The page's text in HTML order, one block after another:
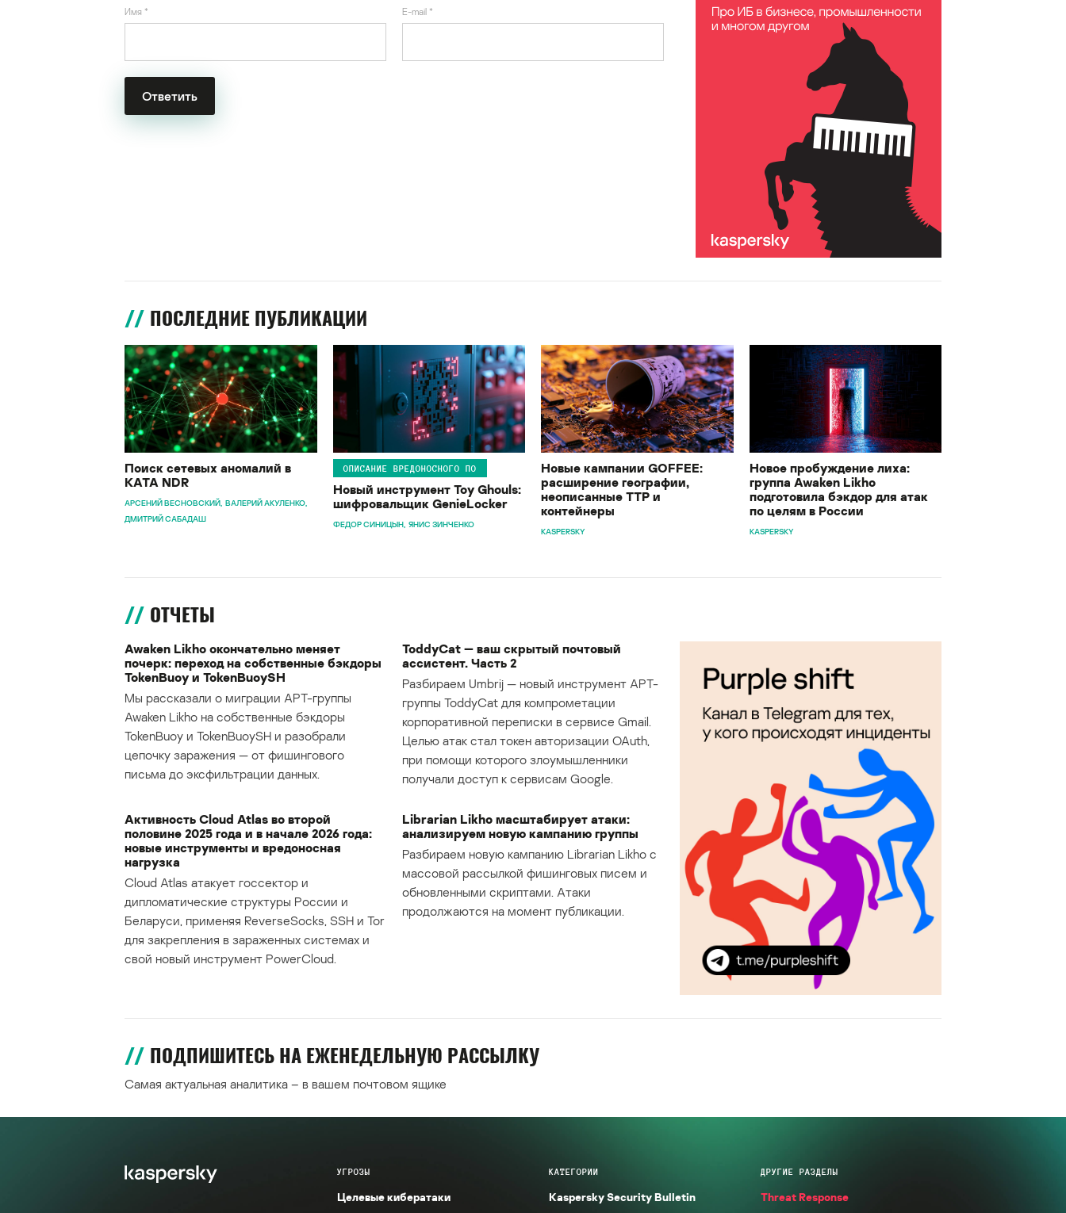
Имя * E-mail *
ПОСЛЕДНИЕ ПУБЛИКАЦИИ
Поиск сетевых аномалий в
KATA NDR
АРСЕНИЙ ВЕСНОВСКИЙ ВАЛЕРИЙ АКУЛЕНКО
ДМИТРИЙ САБАДАШ
ОПИСАНИЕ ВРЕДОНОСНОГО ПО
Новый инструмент Toy Ghouls:
шифровальщик GenieLocker
ФЕДОР СИНИЦЫН ЯНИС ЗИНЧЕНКО
Новые кампании GOFFEE:
расширение географии,
неописанные TTP и
контейнеры
KASPERSKY
Новое пробуждение лиха:
группа Awaken Likho
подготовила бэкдор для атак
по целям в России
KASPERSKY
ОТЧЕТЫ
Awaken Likho окончательно меняет
почерк: переход на собственные бэкдоры
TokenBuoy и TokenBuoySH
Мы рассказали о миграции APT-группы
Awaken Likho на собственные бэкдоры
TokenBuoy и TokenBuoySH и разобрали
цепочку заражения — от фишингового
письма до эксфильтрации данных.
ToddyCat — ваш скрытый почтовый
ассистент. Часть 2
Разбираем Umbrij — новый инструмент APT-
группы ToddyCat для компрометации
корпоративной переписки в сервисе Gmail.
Целью атак стал токен авторизации OAuth,
при помощи которого злоумышленники
получали доступ к сервисам Google.
Активность Cloud Atlas во второй
половине 2025 года и в начале 2026 года:
новые инструменты и вредоносная
нагрузка
Cloud Atlas атакует госсектор и
дипломатические структуры России и
Беларуси, применяя ReverseSocks, SSH и Tor
для закрепления в зараженных системах и
свой новый инструмент PowerCloud.
Librarian Likho масштабирует атаки:
анализируем новую кампанию группы
Разбираем новую кампанию Librarian Likho с
массовой рассылкой фишинговых писем и
обновленными скриптами. Атаки
продолжаются на момент публикации.
ПОДПИШИТЕСЬ НА ЕЖЕНЕДЕЛЬНУЮ РАССЫЛКУ
Самая актуальная аналитика – в вашем почтовом ящике
УГРОЗЫ
Целевые кибератаки
КАТЕГОРИИ
Kaspersky Security Bulletin
ДРУГИЕ РАЗДЕЛЫ
Threat Response